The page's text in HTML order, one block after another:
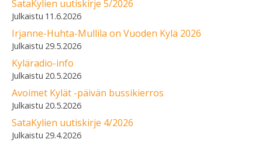
SataKylien uutiskirje 5/2026
11.6.2026
Irjanne-Huhta-Mullila on Vuoden Kylä 2026
29.5.2026
Kyläradio-info
20.5.2026
Avoimet Kylät -päivän bussikierros
20.5.2026
SataKylien uutiskirje 4/2026
29.4.2026